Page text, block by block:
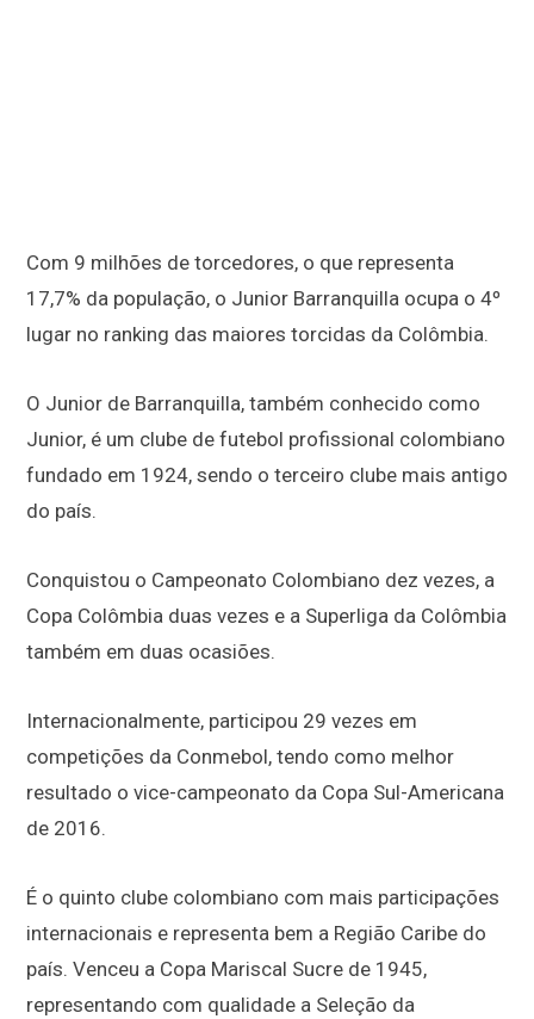
Com 9 milhões de torcedores, o que representa
17,7% da população, o Junior Barranquilla ocupa o 4º
lugar no ranking das maiores torcidas da Colômbia.
O Junior de Barranquilla, também conhecido como
Junior, é um clube de futebol profissional colombiano
fundado em 1924, sendo o terceiro clube mais antigo
do país.
Conquistou o Campeonato Colombiano dez vezes, a
Copa Colômbia duas vezes e a Superliga da Colômbia
também em duas ocasiões.
Internacionalmente, participou 29 vezes em
competições da Conmebol, tendo como melhor
resultado o vice-campeonato da Copa Sul-Americana
de 2016.
É o quinto clube colombiano com mais participações
internacionais e representa bem a Região Caribe do
país. Venceu a Copa Mariscal Sucre de 1945,
representando com qualidade a Seleção da